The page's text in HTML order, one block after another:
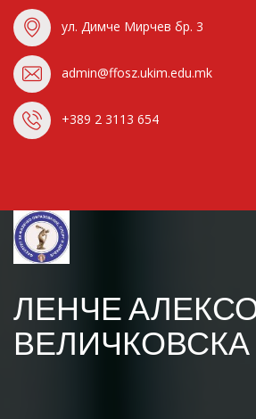
ул. Димче Мирчев бр. 3
admin@ffosz.ukim.edu.mk
+389 2 3113 654
ЛЕНЧЕ
ВЕЛИЧКОВСКА